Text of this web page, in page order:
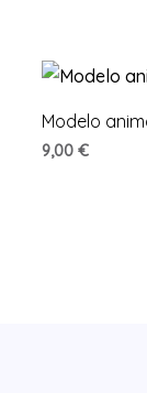
Modelo
9,00 €